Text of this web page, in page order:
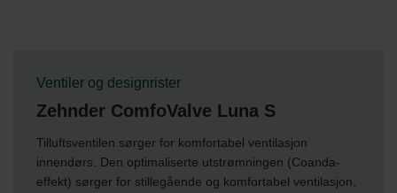
Ventiler og designrister
Zehnder ComfoValve Luna S
Tilluftsventilen sørger for komfortabel ventilasjon
innendørs. Den optimaliserte utstrømningen (Coanda-
effekt) sørger for stillegående og komfortabel ventilasjon,